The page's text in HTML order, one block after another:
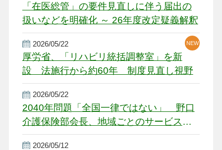
「在医総管」の要件見直しに伴う届出の
扱いなどを明確化 ～ 26年度改定疑義解釈
2026/05/22
厚労省、「リハビリ統括調整室」を新
設 法施行から約60年 制度見直し視野
NEW
2026/05/22
2040年問題「全国一律ではない」 野口
介護保険部会長、地域ごとのサービス基
盤整備を促す
2026/05/12